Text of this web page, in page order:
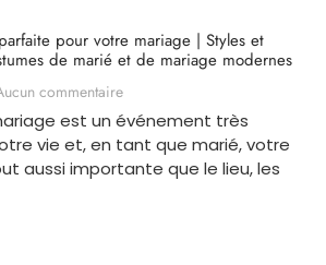
pour votre mariage | Styles et
de marié et de mariage modernes
commentaire
est un événement très
vie et, en tant que marié, votre
aussi importante que le lieu, les